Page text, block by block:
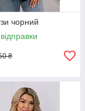
чорний
₴